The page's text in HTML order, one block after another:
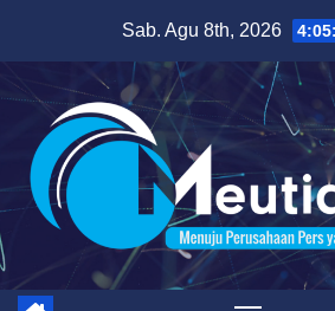
content
Sab. Agu 8th, 2026